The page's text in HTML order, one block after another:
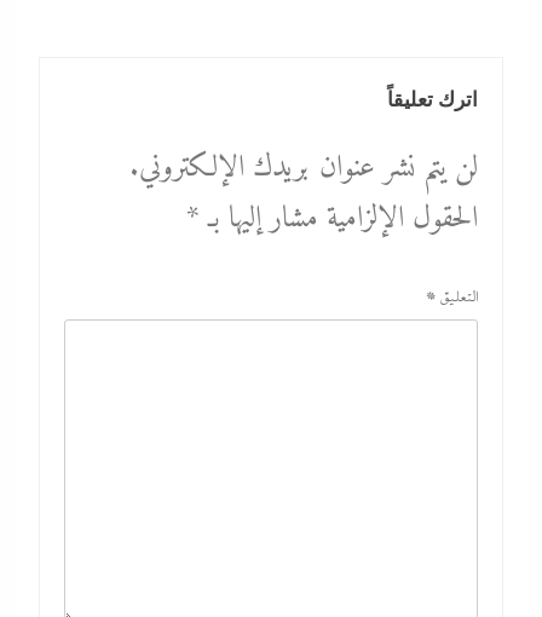
اترك تعليقاً
لن يتم نشر عنوان بريدك الإلكتروني.
الحقول الإلزامية مشار إليها بـ*
التعليق *